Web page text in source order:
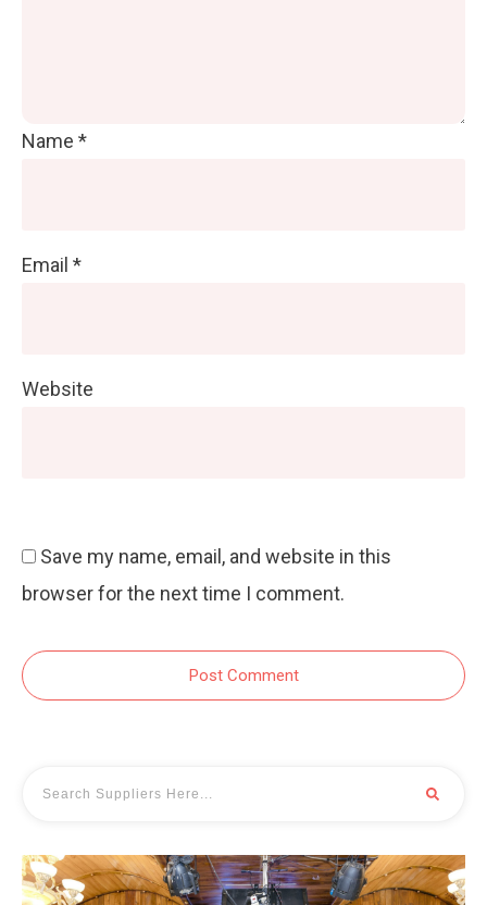
Name *
Email *
Website
Save my name, email, and website in this
browser for the next time I comment.
Post Comment